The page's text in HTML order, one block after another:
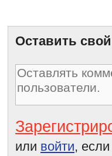
Оставить
или войти,